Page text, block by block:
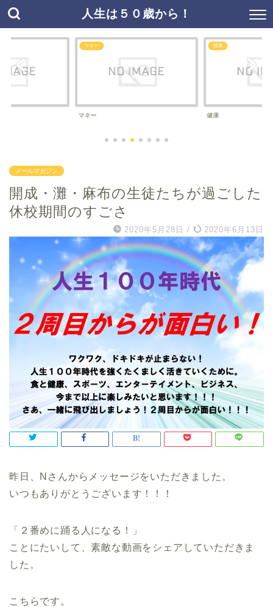
人生は５０歳から！
マネー
マネー
健康
健康
メールマガジン
開成・灘・麻布の生徒たちが過ごした
休校期間のすごさ
2020年5月28日 / 2020年6月13日
昨日、Nさんからメッセージをいただきました。
いつもありがとうございます！！！
「２番めに踊る人になる！」
ことにたいして、素敵な動画をシェアしていただきま
した。
こちらです。